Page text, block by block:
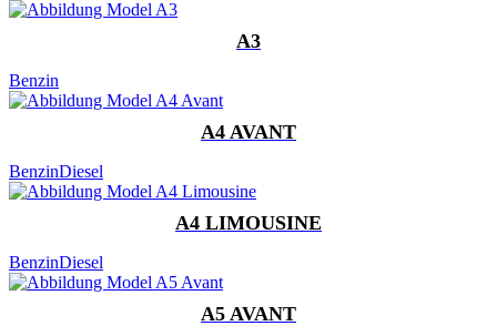
A3
Benzin
A4 AVANT
BenzinDiesel
A4 LIMOUSINE
BenzinDiesel
A5 AVANT